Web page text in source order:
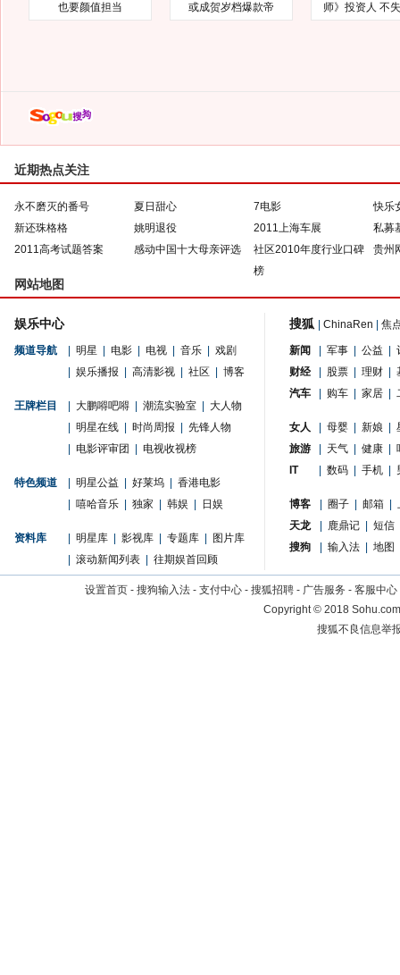
也要颜值担当
或成贺岁档爆款帝
师》投资人 不
近期热点关注
永不磨灭的番号 夏日甜心 7电影
快乐
新还珠格格
姚明退役 2011上海车展
私募
2011高考试题答案
感动中国十大母亲评选
社区2010年度行业口碑
榜
贵州
网站地图
娱乐中心
频道导航 明星 电影 电视 音乐
戏剧
娱乐播报 高清影视 社区 博客
王牌栏目 大鹏嘚吧嘚 潮流实验室
大人物
明星在线 时尚周报
先锋人物
电影评审团 电视收视榜
特色频道 明星公益 好莱坞
香港电影
嘻哈音乐 独家 韩娱 日娱
资料库 明星库 影视库 专题库
图片库
滚动新闻列表 往期娱首回顾
搜狐 ChinaRen 焦
新闻 军事 公益
财经
股票 理财
汽车
购车 家居
女人 母婴 新娘
旅游
天气 健康
IT
数码 手机
博客 圈子 邮箱
天龙
鹿鼎记
短信
搜狗
输入法 地图
设置首页 - 搜狗输入法 - 支付中心 - 搜狐招聘 - 广告服务 - 客服中心
Copyright©2018
搜狐不良信息举